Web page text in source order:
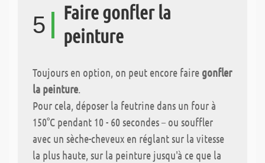
5
Faire gonfler la
peinture
Toujours en option, on peut encore faire gonfler
la peinture.
Pour cela, déposer la feutrine dans un four à
150°C pendant 10 - 60 secondes – ou souffler
avec un sèche-cheveux en réglant sur la vitesse
la plus haute, sur la peinture jusqu'à ce que la